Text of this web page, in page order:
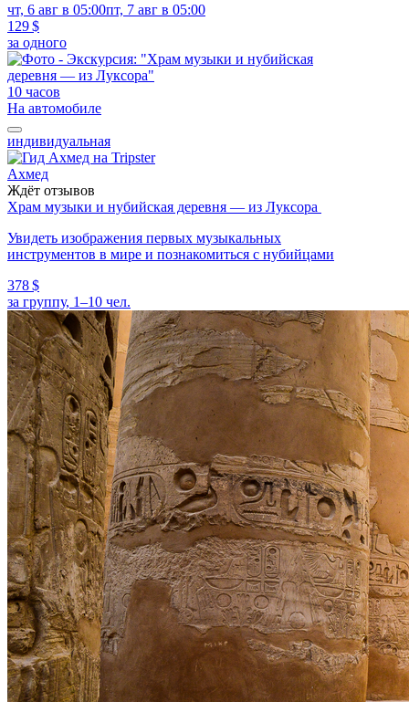
чт, 6 авг в 05:00пт, 7 авг в 05:00
129 $
за одного
10 часов
На автомобиле
индивидуальная
Ахмед
Ждёт отзывов
Храм музыки и нубийская деревня — из Луксора
Увидеть изображения первых музыкальных
инструментов в мире и познакомиться с нубийцами
378 $
за группу, 1–10 чел.